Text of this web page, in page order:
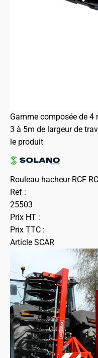
Gamme composée de
3 à 5m de largeur de
le produit
Rouleau hacheur RCF
Ref :
25503
Prix HT :
Prix TTC :
Article SCAR